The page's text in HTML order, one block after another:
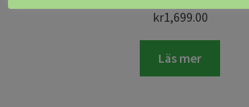
kr1,699.00
Läs mer